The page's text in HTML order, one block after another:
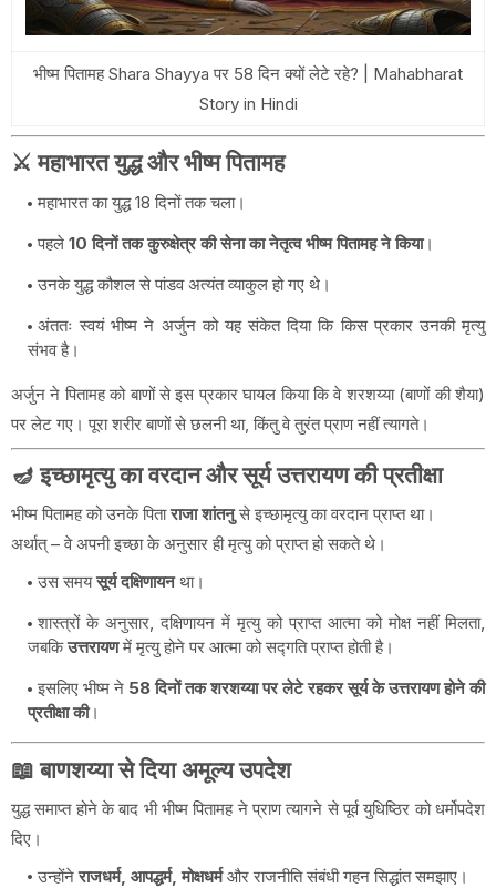
भीष्म पितामह Shara Shayya पर 58 दिन क्यों लेटे रहे? | Mahabharat
Story in Hindi
⚔️ महाभारत युद्ध और भीष्म पितामह
महाभारत का युद्ध 18 दिनों तक चला।
पहले 10 दिनों तक कुरुक्षेत्र की सेना का नेतृत्व भीष्म पितामह ने किया।
उनके युद्ध कौशल से पांडव अत्यंत व्याकुल हो गए थे।
अंततः स्वयं भीष्म ने अर्जुन को यह संकेत दिया कि किस प्रकार उनकी मृत्यु
संभव है।
अर्जुन ने पितामह को बाणों से इस प्रकार घायल किया कि वे शरशय्या (बाणों की शैया)
पर लेट गए। पूरा शरीर बाणों से छलनी था, किंतु वे तुरंत प्राण नहीं त्यागते।
🪔 इच्छामृत्यु का वरदान और सूर्य उत्तरायण की प्रतीक्षा
भीष्म पितामह को उनके पिताराजा शांतनुसे इच्छामृत्यु का वरदान प्राप्त था।
अर्थात् – वे अपनी इच्छा के अनुसार ही मृत्यु को प्राप्त हो सकते थे।
उस समयसूर्य दक्षिणायनथा।
शास्त्रों के अनुसार, दक्षिणायन में मृत्यु को प्राप्त आत्मा को मोक्ष नहीं मिलता,
जबकिउत्तरायणमें मृत्यु होने पर आत्मा को सद्गति प्राप्त होती है।
इसलिए भीष्म ने 58 दिनों तक शरशय्या पर लेटे रहकर सूर्य के उत्तरायण होने की
प्रतीक्षा की।
📖 बाणशय्या से दिया अमूल्य उपदेश
युद्ध समाप्त होने के बाद भी भीष्म पितामह ने प्राण त्यागने से पूर्व युधिष्ठिर को धर्मोपदेश
दिए।
उन्होंनेराजधर्म, आपद्धर्म, मोक्षधर्मऔर राजनीति संबंधी गहन सिद्धांत समझाए।